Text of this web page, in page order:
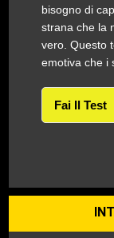
bisogno di
strana che la
vero. Questo
emotiva che i
Fai Il Test